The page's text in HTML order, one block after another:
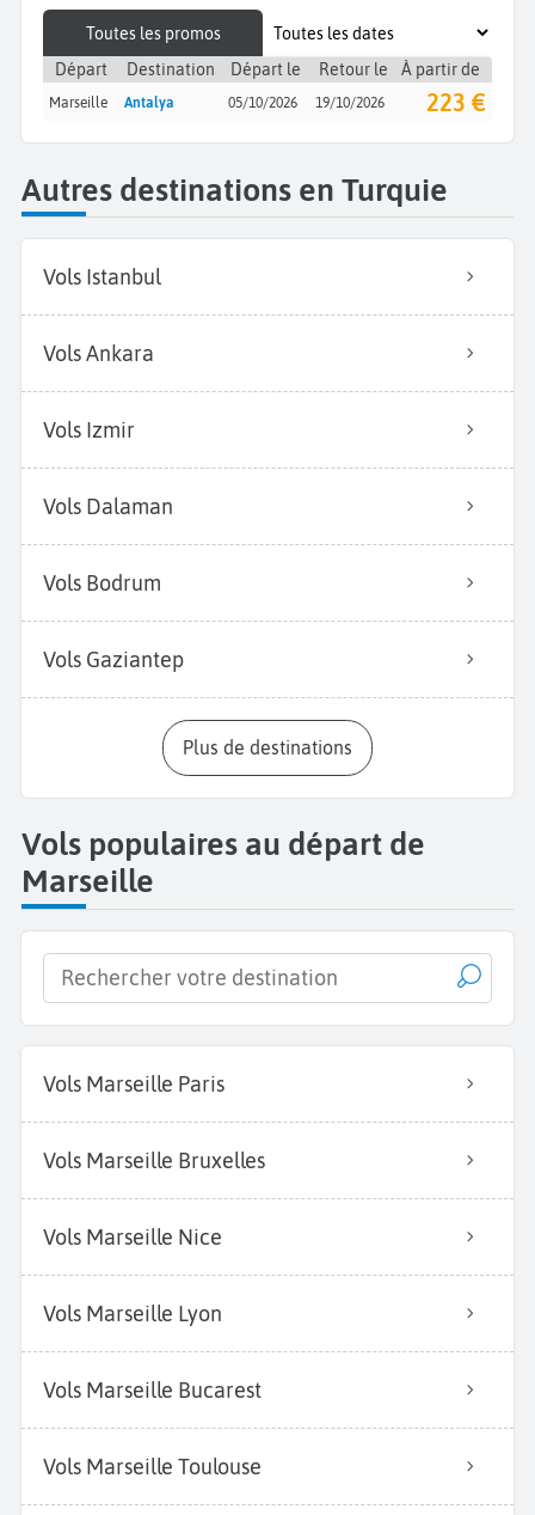
Toutes les promos
Départ
Destination Départ le Retour le À partir de
Marseille Antalya 05/10/2026 19/10/2026 223 €
Autres destinations en Turquie
Vols Istanbul
Vols Ankara
Vols Izmir
Vols Dalaman
Vols Bodrum
Vols Gaziantep
Plus de destinations
Vols populaires au départ de
Marseille
Vols Marseille Paris
Vols Marseille Bruxelles
Vols Marseille Nice
Vols Marseille Lyon
Vols Marseille Bucarest
Vols Marseille Toulouse